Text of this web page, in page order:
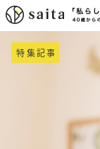
特集記事